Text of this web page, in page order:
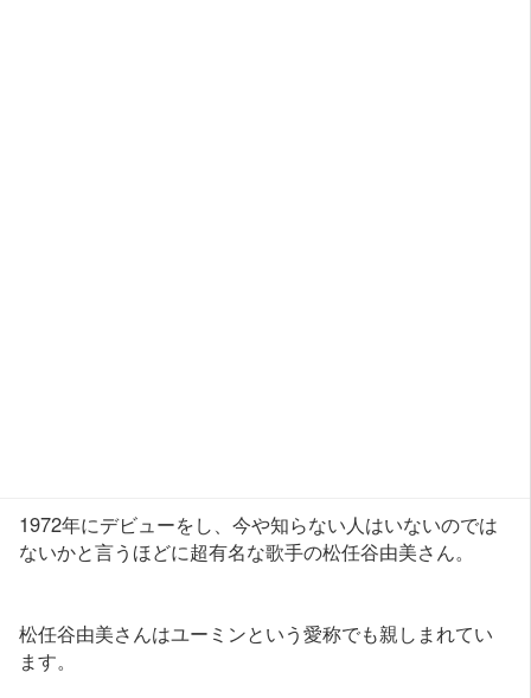
1972年にデビューをし、今や知らない人はいないのでは
ないかと言うほどに超有名な歌手の松任谷由美さん。
松任谷由美さんはユーミンという愛称でも親しまれてい
ます。